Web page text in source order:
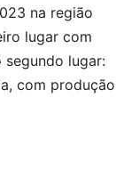
na região
lugar com
segundo lugar:
com produção